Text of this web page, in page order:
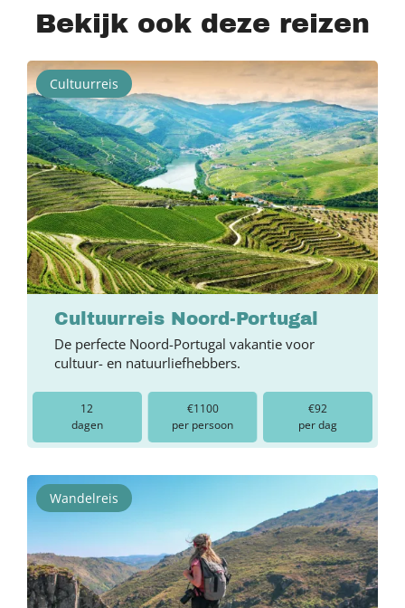
Bekijk ook deze reizen
Cultuurreis
Cultuurreis Noord-Portugal
De perfecte Noord-Portugal vakantie voor
cultuur- en natuurliefhebbers.
12
dagen
€1100
per persoon
€92
per dag
Wandelreis